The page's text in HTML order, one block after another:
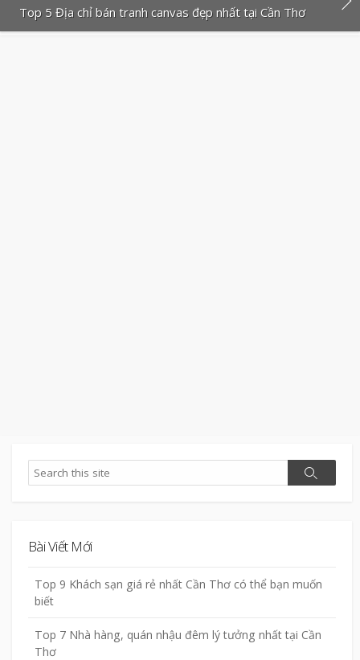
Top 5 Địa chỉ bán tranh canvas đẹp nhất tại Cần Thơ
Search
Search
Bài Viết Mới
Top 9 Khách sạn giá rẻ nhất Cần Thơ có thể bạn muốn
biết
Top 7 Nhà hàng, quán nhậu đêm lý tưởng nhất tại Cần
Thơ